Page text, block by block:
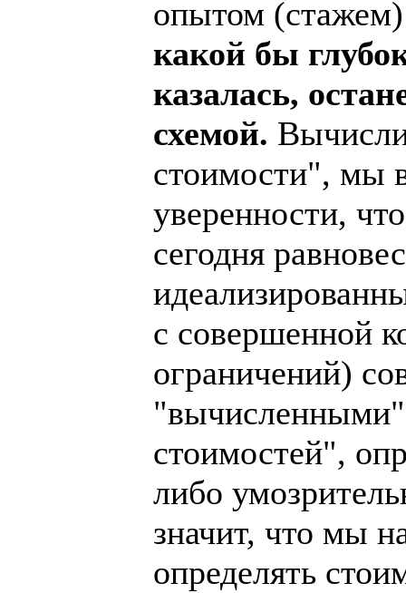
опытом
какой бы
казалась,
схемой.
стоимости", мы
уверенности,
сегодня
с совершенной
ограничений)
стоимостей",
либо
значит, что мы
определять